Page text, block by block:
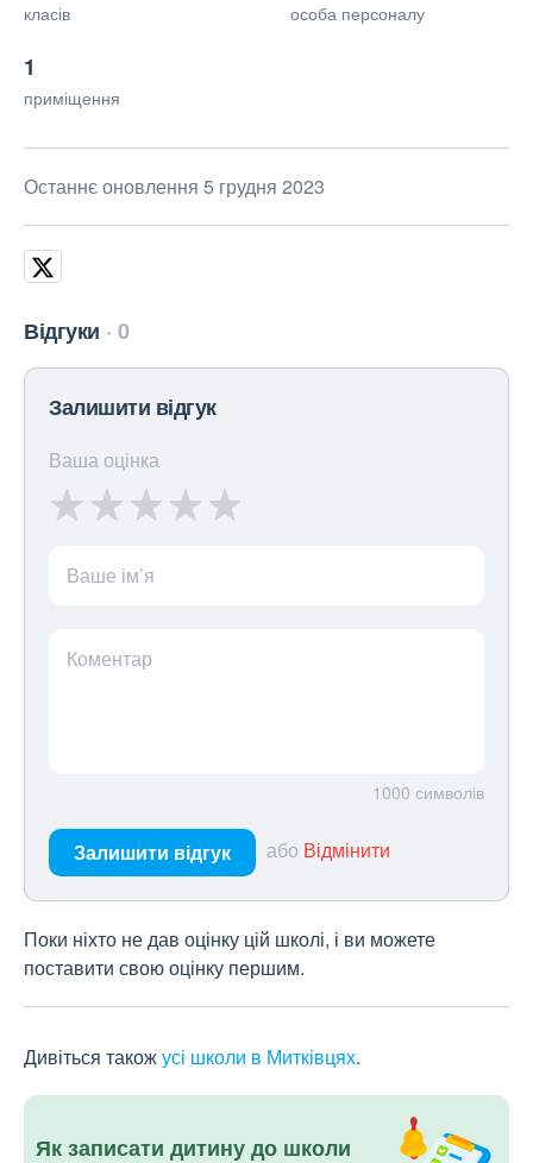
класів особа персоналу
1
приміщення
Останнє оновлення 5 грудня 2023
Відгуки 0
Залишити відгук
Ваша оцінка
Ваше ім’я
Коментар
1000 символів
Залишити відгук або Відмінити
Поки ніхто не дав оцінку цій школі, і ви можете
поставити свою оцінку першим.
Дивіться такожусі школи в Митківцях.
Як записати дитину до школи